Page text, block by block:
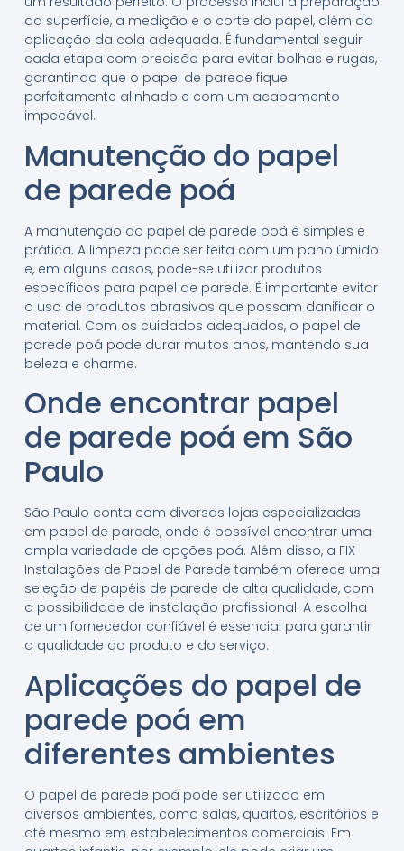
da superfície, a medição e o corte do papel, além da
aplicação da cola adequada. É fundamental seguir
cada etapa com precisão para evitar bolhas e rugas,
garantindo que o papel de parede fique
perfeitamente alinhado e com um acabamento
impecável.
Manutenção do papel
de parede poá
A manutenção do papel de parede poá é simples e
prática. A limpeza pode ser feita com um pano úmido
e, em alguns casos, pode-se utilizar produtos
específicos para papel de parede. É importante evitar
o uso de produtos abrasivos que possam danificar o
material. Com os cuidados adequados, o papel de
parede poá pode durar muitos anos, mantendo sua
beleza e charme.
Onde encontrar papel
de parede poá em São
Paulo
São Paulo conta com diversas lojas especializadas
em papel de parede, onde é possível encontrar uma
ampla variedade de opções poá. Além disso, a FIX
Instalações de Papel de Parede também oferece uma
seleção de papéis de parede de alta qualidade, com
a possibilidade de instalação profissional. A escolha
de um fornecedor confiável é essencial para garantir
a qualidade do produto e do serviço.
Aplicações do papel de
parede poá em
diferentes ambientes
O papel de parede poá pode ser utilizado em
diversos ambientes, como salas, quartos, escritórios e
até mesmo em estabelecimentos comerciais. Em